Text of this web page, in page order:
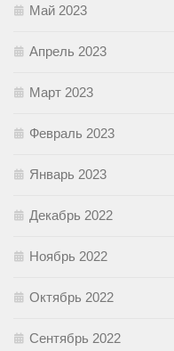
Май 2023
Апрель 2023
Март 2023
Февраль 2023
Январь 2023
Декабрь 2022
Ноябрь 2022
Октябрь 2022
Сентябрь 2022